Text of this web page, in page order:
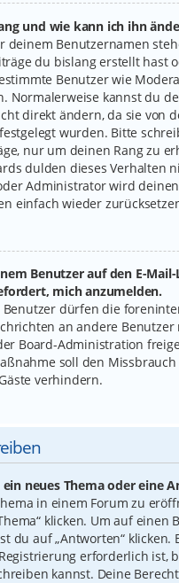
und wie kann ich ihn
deinem Benutzernamen
du bislang erstellt hast
Benutzer wie
Normalerweise kannst du
direkt ändern, da sie von
wurden. Bitte
nur um deinen Rang zu
dulden dieses Verhalten
Administrator wird
einfach wieder
Benutzer auf den E-
mich anzumelden.
dürfen die
an andere Benutzer
Board-Administration
soll den Missbrauch
verhindern.
neues Thema oder eine
in einem Forum zu
klicken. Um auf einen
du auf „Antworten“ klicken.
erforderlich ist,
kannst. Deine